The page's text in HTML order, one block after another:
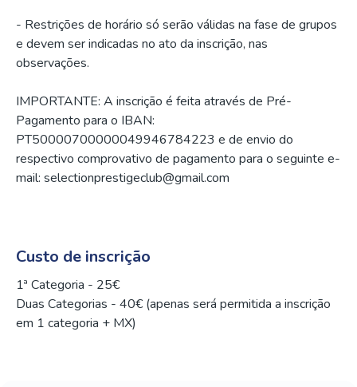
- Restrições de horário só serão válidas na fase de grupos
e devem ser indicadas no ato da inscrição, nas
observações.
IMPORTANTE: A inscrição é feita através de Pré-
Pagamento para o IBAN:
PT50000700000049946784223 e de envio do
respectivo comprovativo de pagamento para o seguinte e-
mail: selectionprestigeclub@gmail.com
Custo de inscrição
1ª Categoria - 25€
Duas Categorias - 40€ (apenas será permitida a inscrição
em 1 categoria + MX)